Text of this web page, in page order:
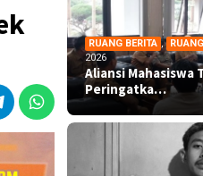
RUANG BERITA ,
2026
Aliansi Mahasiswa
Peringatka…